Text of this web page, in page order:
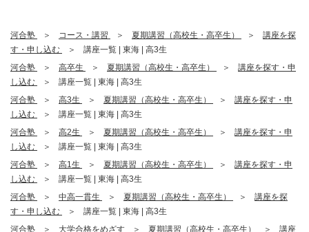
河合塾 コース・講習 夏期講習（高校生・高卒生）
講座を探
す・申し込む
講座一覧 | 東海 | 高3生
河合塾
高卒生 夏期講習（高校生・高卒生）
講座を探す・申
し込む
講座一覧 | 東海 | 高3生
河合塾
高3生 夏期講習（高校生・高卒生）
講座を探す・申
し込む
講座一覧 | 東海 | 高3生
河合塾
高2生 夏期講習（高校生・高卒生）
講座を探す・申
し込む
講座一覧 | 東海 | 高3生
河合塾
高1生 夏期講習（高校生・高卒生）
講座を探す・申
し込む
講座一覧 | 東海 | 高3生
河合塾
中高一貫生 夏期講習（高校生・高卒生）
講座を探
す・申し込む
講座一覧 | 東海 | 高3生
河合塾
大学合格をめざす 夏期講習（高校生・高卒生）
講座